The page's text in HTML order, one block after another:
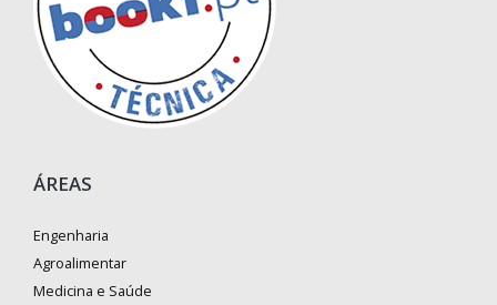
ÁREAS
Engenharia
Agroalimentar
Medicina e Saúde